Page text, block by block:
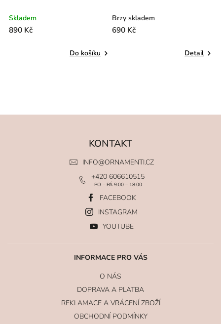
Skladem
890 Kč
Do košíku
Brzy skladem
690 Kč
Detail
KONTAKT
INFO@ORNAMENTI.CZ
+420 606610515
PO – PÁ 9:00 – 18:00
FACEBOOK
INSTAGRAM
YOUTUBE
INFORMACE PRO VÁS
O NÁS
DOPRAVA A PLATBA
REKLAMACE A VRÁCENÍ ZBOŽÍ
OBCHODNÍ PODMÍNKY